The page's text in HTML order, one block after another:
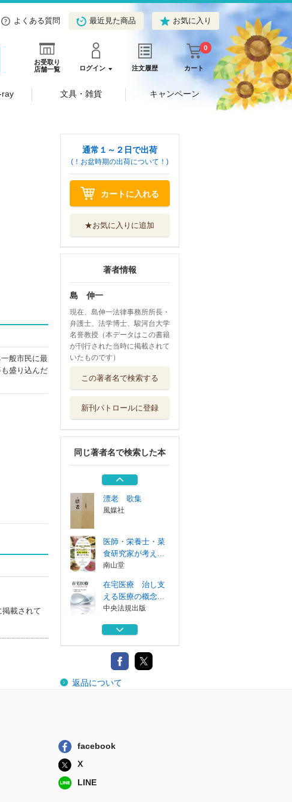
よくある質問 最近見た商品 お気に入り
お受取り
店舗一覧
ログイン 注文履歴 カート
0
ray 文具・雑貨 キャンペーン
般市民に最
盛り込んだ
載されて
通常１～２日で出荷
(！お盆時期の出荷について！)
カートに入れる
★お気に入りに追加
著者情報
島 伸一
現在、島伸一法律事務所所長・
弁護士、法学博士、駿河台大学
名誉教授（本データはこの書籍
が刊行された当時に掲載されて
いたものです）
この著者名で検索する
新刊パトロールに登録
同じ著者名で検索した本
える医療の概念...
たのしい刑法 １
民衆の自己教育と
しての「自由大...
梨の木舎
漂老 歌集
風媒社
医師・栄養士・菜
食研究家が考え...
南山堂
在宅医療 治し支
える医療の概念...
中央法規出版
たのしい刑法 １
民衆の自己教育と
しての「自由大...
返品について
facebook
X
LINE